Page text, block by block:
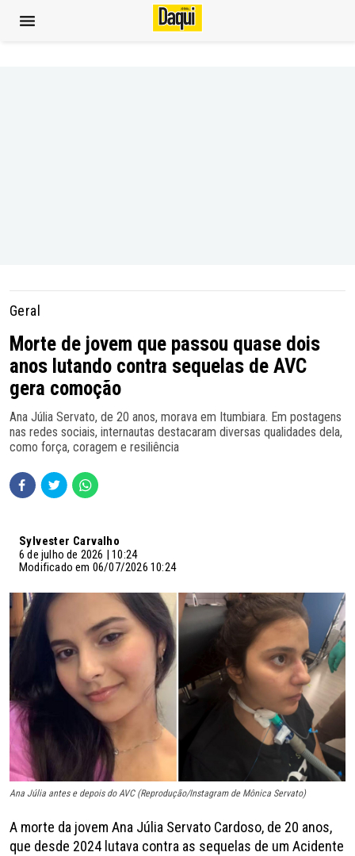
Geral
Morte de jovem que passou quase dois
anos lutando contra sequelas de AVC
gera comoção
Ana Júlia Servato, de 20 anos, morava em Itumbiara. Em postagens
nas redes sociais, internautas destacaram diversas qualidades dela,
como força, coragem e resiliência
Sylvester Carvalho
6 de julho de 2026 | 10:24
Modificado em 06/07/2026 10:24
Ana Júlia antes e depois do AVC (Reprodução/Instagram de Mônica Servato)
A morte da jovem Ana Júlia Servato Cardoso, de 20 anos,
que desde 2024 lutava contra as sequelas de um Acidente